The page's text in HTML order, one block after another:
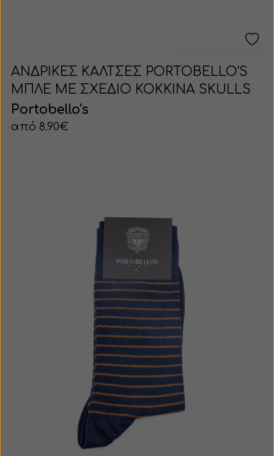
ΑΝΔΡΙΚΕΣ ΚΑΛΤΣΕΣ PORTOBELLO'S
ΜΠΛΕ ΜΕ ΣΧΕΔΙΟ ΚΟΚΚΙΝΑ SKULLS
Portobello's
από 8.90€